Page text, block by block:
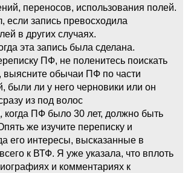
переносов, использования полей.
если запись превосходила
в других случаях.
эта запись была сделана.
ПФ, не поленитесь поискать
выясните обычаи ПФ по части
были ли у него черновики или он
из под волос
когда ПФ было 30 лет, должно быть
же изучите переписку и
его интересы, высказанные в
к ВТФ. Я уже указала, что вплоть
и комментариях к